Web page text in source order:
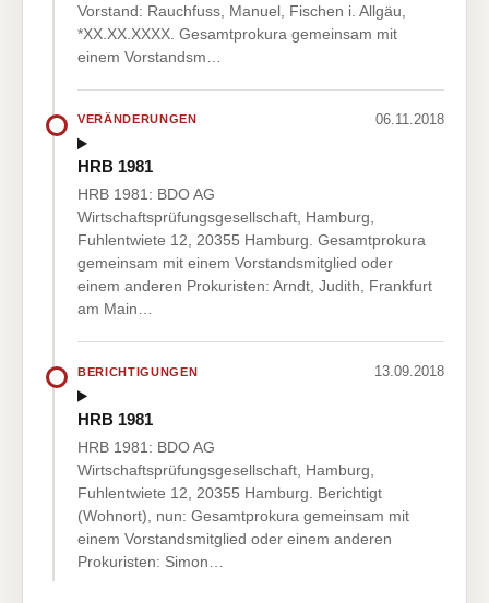
Vorstand: Rauchfuss, Manuel, Fischen i. Allgäu,
*XX.XX.XXXX. Gesamtprokura gemeinsam mit
einem Vorstandsm…
VERÄNDERUNGEN 06.11.2018
HRB 1981
HRB 1981: BDO AG
Wirtschaftsprüfungsgesellschaft, Hamburg,
Fuhlentwiete 12, 20355 Hamburg. Gesamtprokura
gemeinsam mit einem Vorstandsmitglied oder
einem anderen Prokuristen: Arndt, Judith, Frankfurt
am Main…
BERICHTIGUNGEN 13.09.2018
HRB 1981
HRB 1981: BDO AG
Wirtschaftsprüfungsgesellschaft, Hamburg,
Fuhlentwiete 12, 20355 Hamburg. Berichtigt
(Wohnort), nun: Gesamtprokura gemeinsam mit
einem Vorstandsmitglied oder einem anderen
Prokuristen: Simon…